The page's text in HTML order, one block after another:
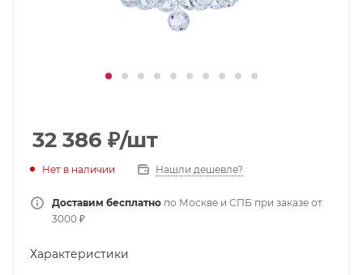
32 386 ₽/шт
Нет в наличии Нашли дешевле?
Доставим бесплатно по Москве и СПБ при заказе от
3000 ₽
Характеристики